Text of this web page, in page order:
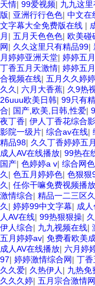
天情| 99爱视频| 九九这
版| 亚洲行行色色| 中文在
文字幕大全免费版在线 |
月 | 五月天色色色| 欧美碰
网| 久久这里只有精品99|
月婷婷亚洲天堂| 婷婷五
丁香五月天激情| 婷婷五
合视频在线| 五月久久婷婷
久久 | 六月大香蕉| 久9热
26uuu欧美日韩| 99只有
合| 国产,欧美,日韩,性爱|
夜丁香| 伊人丁香花综合
影院一级片| 综合av在线|
精品98| 久久丁香婷婷五月
成人AV在线播放| 99热在
国产| 色婷婷a v| 综合网
久 | 色五月婷婷色| 色狠狠
久 | 任你干嘛免费视频播放
激情综合| 精品一二三区
久 | 婷婷99中文字幕| 成
人AV在线| 99热狠狠操|
伊人综合| 九九视频在线|
五月婷婷av| 免费看欧美
成人AV在线播放| 六月婷
97| 婷婷激情综合网| 丁香
久久爱| 久热伊人 | 九热免
久久久婷| 五月宗合激情网